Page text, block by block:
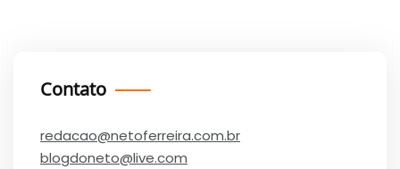
Contato
redacao@netoferreira.com.br
blogdoneto@live.com